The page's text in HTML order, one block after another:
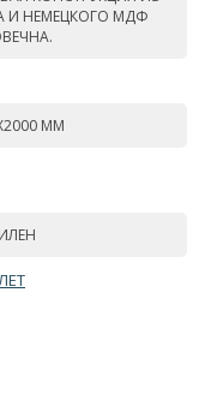
И НЕМЕЦКОГО МДФ
ММ